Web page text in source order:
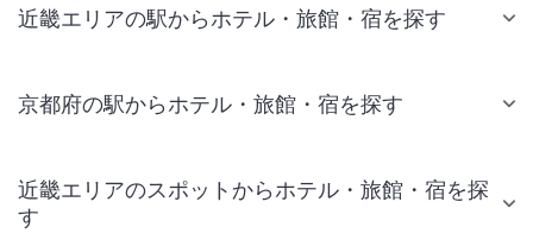
近畿エリアの駅からホテル・旅館・宿を探す
京都府の駅からホテル・旅館・宿を探す
近畿エリアのスポットからホテル・旅館・宿を探
す